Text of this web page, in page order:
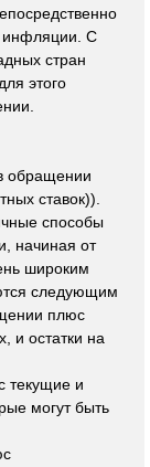
инфляции. С
стран
этого
обращении
ставок)).
способы
начиная от
широким
следующим
плюс
и остатки на
текущие и
могут быть